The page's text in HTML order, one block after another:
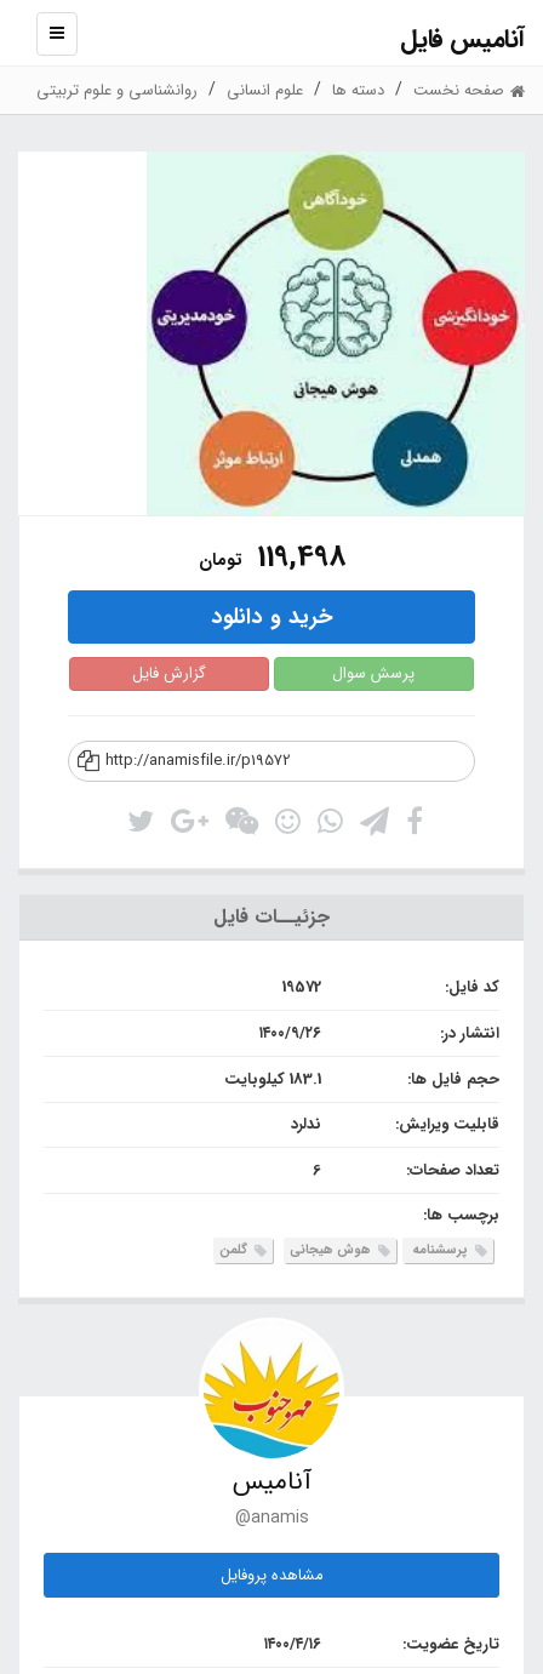
آنامیس فایل
نمایش
صفحه نخست دسته ها علوم انسانی روانشناسی و علوم تربیتی
119,498 تومان
خرید و دانلود
پرسش سوال گزارش فایل
http://anamisfile.ir/p19572
جزئیــات فایل
کد فایل:
19572
انتشار در:
۱۴۰۰/۹/۲۶
حجم فایل ها:
183.1 کیلوبایت
قابلیت ویرایش:
ندلرد
تعداد صفحات:
6
برچسب ها:
پرسشنامه هوش هیجانی گلمن
آنامیس
@anamis
مشاهده پروفایل
تاریخ عضویت: ۱۴۰۰/۴/۱۶